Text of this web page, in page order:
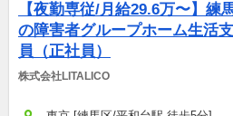
【夜勤専従/月給29.6万〜】練
の障害者グループホーム生活
員（正社員）
株式会社LITALICO